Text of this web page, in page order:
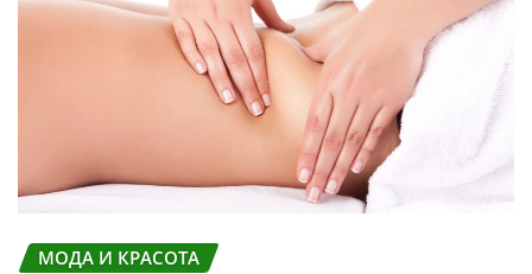
МОДА И КРАСОТА